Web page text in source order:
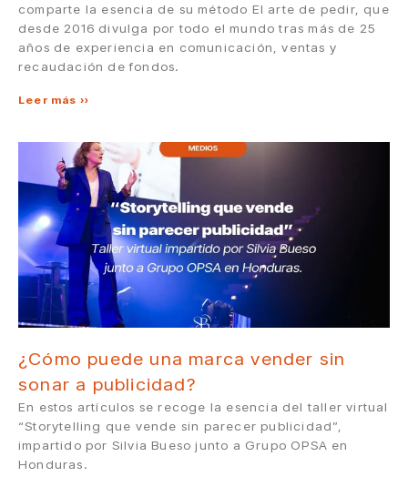
comparte la esencia de su método El arte de pedir, que
desde 2016 divulga por todo el mundo tras más de 25
años de experiencia en comunicación, ventas y
recaudación de fondos.
Leer más »
¿Cómo puede una marca vender sin
sonar a publicidad?
En estos artículos se recoge la esencia del taller virtual
“Storytelling que vende sin parecer publicidad”,
impartido por Silvia Bueso junto a Grupo OPSA en
Honduras.